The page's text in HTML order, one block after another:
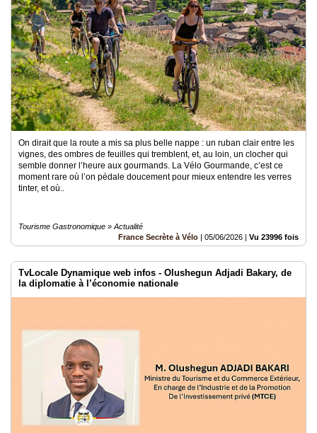
On dirait que la route a mis sa plus belle nappe : un ruban clair entre les
vignes, des ombres de feuilles qui tremblent, et, au loin, un clocher qui
semble donner l’heure aux gourmands. La Vélo Gourmande, c’est ce
moment rare où l’on pédale doucement pour mieux entendre les verres
tinter, et où..
Tourisme Gastronomique » Actualité
France Secrète à Vélo | 05/06/2026 | Vu 23996 fois
TvLocale Dynamique web infos - Olushegun Adjadi Bakary, de
la diplomatie à l’économie nationale